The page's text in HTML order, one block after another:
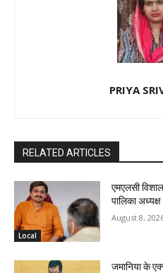
PRIYA
RELATED ARTICLES
Local
एमएलसी
पालिका
August 8,
जमानिया के